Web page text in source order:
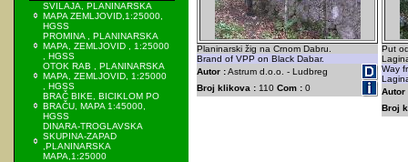
SVILAJA, PLANINARSKA
MAPA ZEMLJOVID,1:25000,
HGSS
PROMINA , PLANINARSKA
MAPA, ZEMLJOVID , 1:25000
, HGSS
OTOK RAB , PLANINARSKA
MAPA, ZEMLJOVID, 1:25000
, HGSS
BRAČ BIKE, BICIKLOM PO
BRAČU, MAPA 1:45000,
HGSS
DINARA-TROGLAVSKA
SKUPINA-ZAPAD
,PLANINARSKA
MAPA,1:25000
Planinarski žig na Crnom Dabru.
Brand of VPP on Black Dabar.
Autor :Astrum d.o.o. - Ludbreg
Broj klikova : 110 Com : 0
Put
Way
Autor
Broj